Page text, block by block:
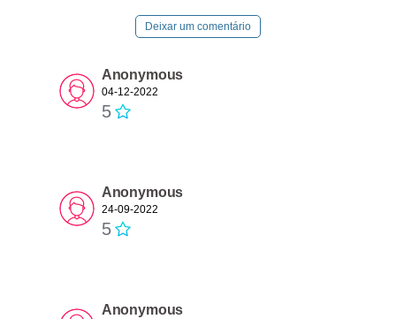
Deixar um comentário
Anonymous
04-12-2022
5
Anonymous
24-09-2022
5
Anonymous